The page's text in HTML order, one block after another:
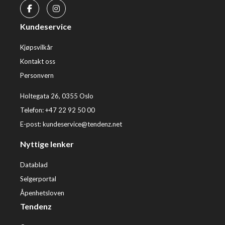
Kundeservice
Kjøpsvilkår
Kontakt oss
Personvern
Holtegata 26, 0355 Oslo
Telefon: +47 22 92 50 00
E-post:kundeservice@tendenz.net
Nyttige lenker
Datablad
Selgerportal
Åpenhetsloven
Tendenz